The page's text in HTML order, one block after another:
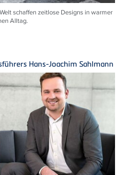
schaffen zeitlose Designs in warmer
Alltag.
Hans-Joachim Sahlmann